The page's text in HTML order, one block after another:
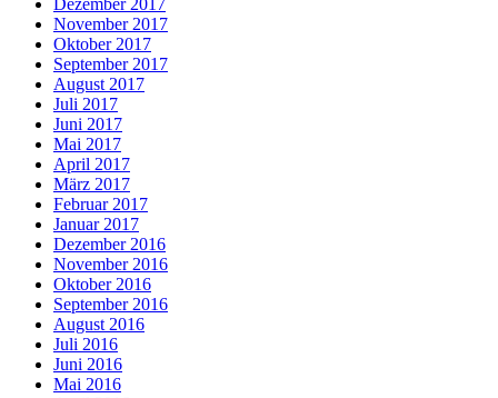
November 2017
Oktober 2017
September 2017
August 2017
Juli 2017
Juni 2017
Mai 2017
April 2017
März 2017
Februar 2017
Januar 2017
Dezember 2016
November 2016
Oktober 2016
September 2016
August 2016
Juli 2016
Juni 2016
Mai 2016